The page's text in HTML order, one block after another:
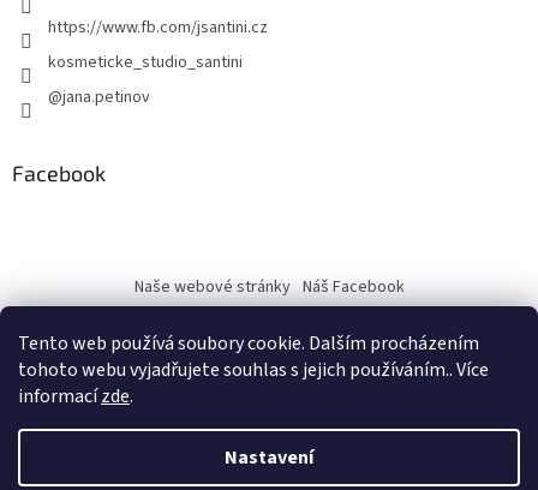
Tento web používá soubory cookie. Dalším procházením
tohoto webu vyjadřujete souhlas s jejich používáním.. Více
informacízde.
Nastavení
https://www.fb.com/jsantini.cz
kosmeticke_studio_santini
@jana.petinov
Facebook
Naše webové stránky Náš Facebook